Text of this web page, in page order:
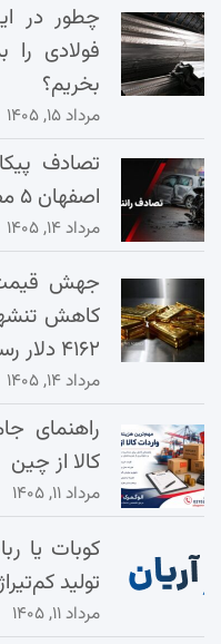
چطور در
فولادی
بخریم؟
مرداد ۱۵, ۱۴۰۵
تصادف
اصفهان ۵ مصدوم بر جای گذاشت
مرداد ۱۴, ۱۴۰۵
جهش قیمت
کاهش
۴۱۶۲ دلار رسید
مرداد ۱۴, ۱۴۰۵
راهنمای
کالا از چین
مرداد ۱۱, ۱۴۰۵
کوبات یا
تولید
مرداد ۱۱, ۱۴۰۵